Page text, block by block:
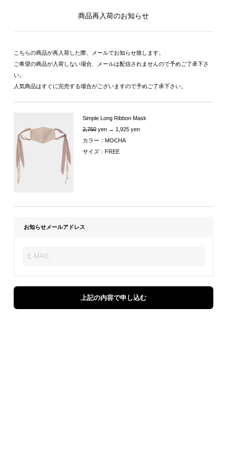
商品再入荷のお知らせ
こちらの商品が再入荷した際、メールでお知らせ致します。
ご希望の商品が入荷しない場合、メールは配信されませんので予めご了承下さ
い。
人気商品はすぐに完売する場合がございますので予めご了承下さい。
Simple Long Ribbon Mask
2,750yen → 1,925 yen
カラー：MOCHA
サイズ：FREE
お知らせメールアドレス
上記の内容で申し込む